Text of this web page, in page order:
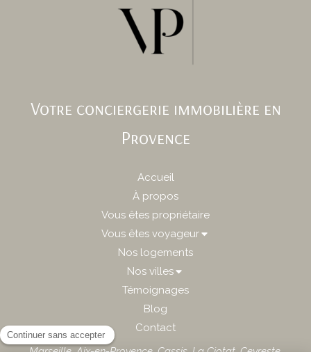
Votre conciergerie immobilière en
Provence
Accueil
À propos
Vous êtes propriétaire
Vous êtes voyageur
Nos logements
Nos villes
Témoignages
Blog
Contact